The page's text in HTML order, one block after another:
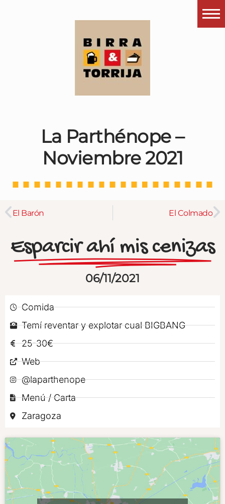
¿Esto que es pués?
Últimas visitas
Todos los garitos
Por el mundo
Contactar
Instagram
La Parthénope –
Noviembre 2021
El Barón El Colmado
Esparcir ahí mis cenizas
06/11/2021
Comida
Temí reventar y explotar cual BIGBANG
25-30€
Web
@laparthenope
Menú / Carta
Zaragoza